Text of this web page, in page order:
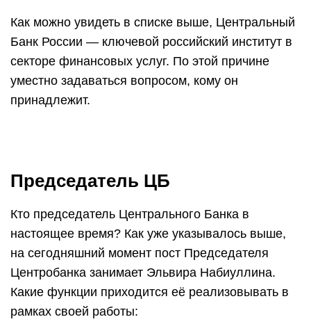
Как можно увидеть в списке выше, Центральный
Банк России — ключевой российский институт в
секторе финансовых услуг. По этой причине
уместно задаваться вопросом, кому он
принадлежит.
Председатель ЦБ
Кто председатель Центрального Банка в
настоящее время? Как уже указывалось выше,
на сегодняшний момент пост Председателя
Центробанка занимает Эльвира Набиуллина.
Какие функции приходится её реализовывать в
рамках своей работы: